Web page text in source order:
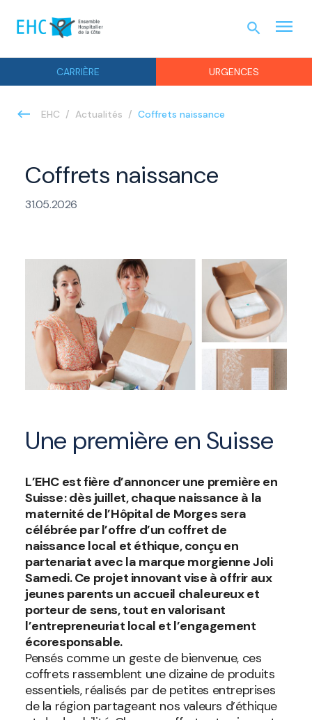
CARRIÈRE URGENCES
search menu
EHC Actualités Coffrets naissance
Coffrets naissance
31.05.2026
Une première en Suisse
L’EHC est fière d’annoncer une première en
Suisse : dès juillet, chaque naissance à la
maternité de l’Hôpital de Morges sera
célébrée par l’offre d’un coffret de
naissance local et éthique, conçu en
partenariat avec la marque morgienne Joli
Samedi. Ce projet innovant vise à offrir aux
jeunes parents un accueil chaleureux et
porteur de sens, tout en valorisant
l’entrepreneuriat local et l’engagement
écoresponsable.
Pensés comme un geste de bienvenue, ces
coffrets rassemblent une dizaine de produits
essentiels, réalisés par de petites entreprises
de la région partageant nos valeurs d’éthique